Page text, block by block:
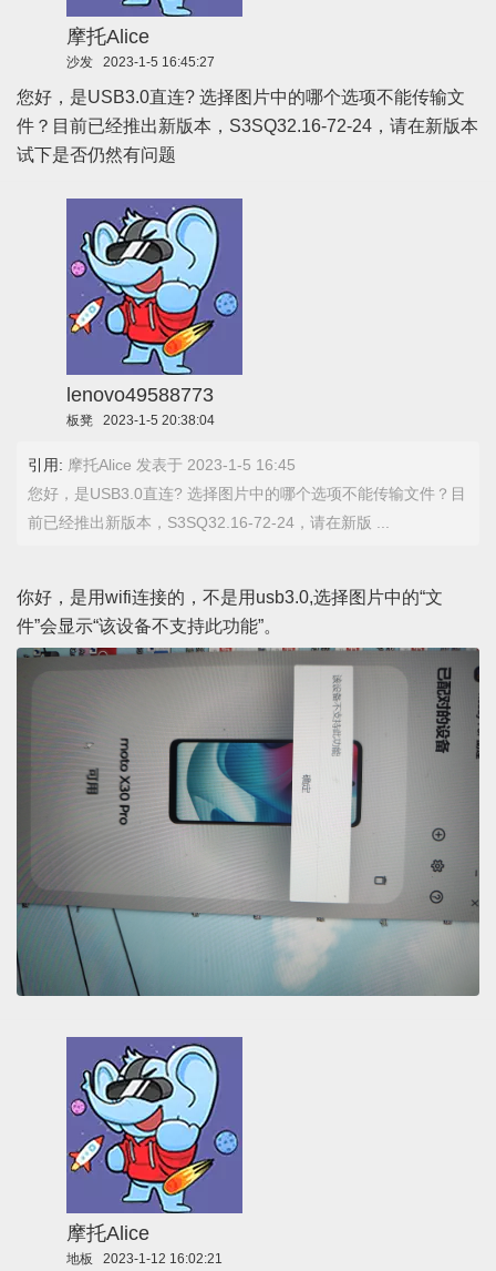
摩托Alice
沙发 2023-1-5 16:45:27
您好，是USB3.0直连? 选择图片中的哪个选项不能传输文
件？目前已经推出新版本，S3SQ32.16-72-24，请在新版本
试下是否仍然有问题
lenovo49588773
板凳 2023-1-5 20:38:04
引用: 摩托Alice 发表于 2023-1-5 16:45
您好，是USB3.0直连? 选择图片中的哪个选项不能传输文件？目
前已经推出新版本，S3SQ32.16-72-24，请在新版 ...
你好，是用wifi连接的，不是用usb3.0,选择图片中的“文
件”会显示“该设备不支持此功能”。
摩托Alice
地板 2023-1-12 16:02:21